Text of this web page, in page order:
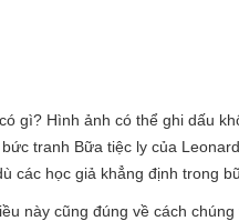
gì? Hình ảnh có thể ghi dấu
tranh Bữa tiệc ly của
các học giả khẳng định trong
này cũng đúng về cách